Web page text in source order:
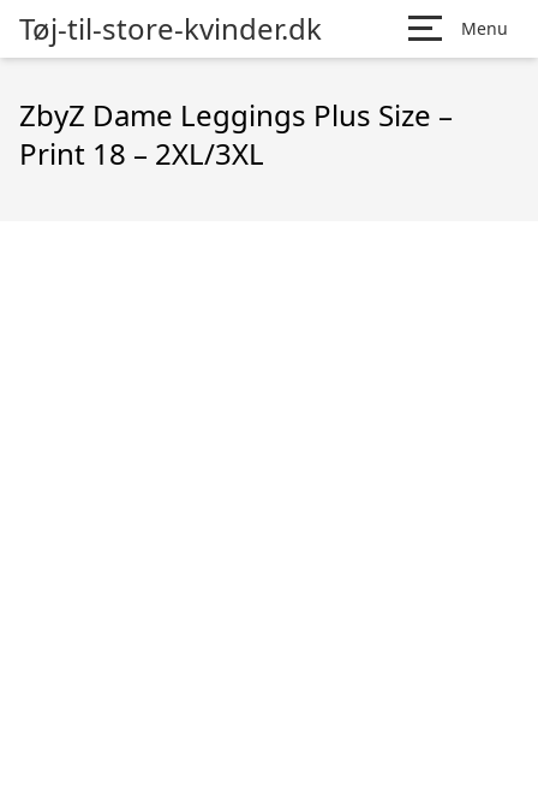
Tøj-til-store-kvinder.dk Menu
ZbyZ Dame Leggings Plus Size –
Print 18 – 2XL/3XL